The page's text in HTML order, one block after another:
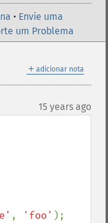
• Envie uma
um Problema
＋ adicionar nota
15 years ago
, 'foo'